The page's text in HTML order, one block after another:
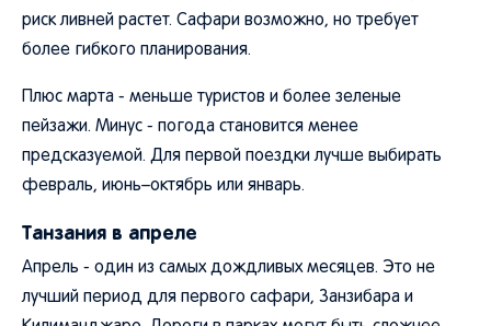
риск ливней растет. Сафари возможно, но требует
более гибкого планирования.
Плюс марта - меньше туристов и более зеленые
пейзажи. Минус - погода становится менее
предсказуемой. Для первой поездки лучше выбирать
февраль, июнь–октябрь или январь.
Танзания в апреле
Апрель - один из самых дождливых месяцев. Это не
лучший период для первого сафари, Занзибара и